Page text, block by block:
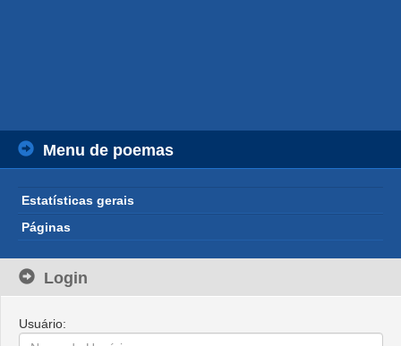
Menu de poemas
Estatísticas gerais
Páginas
Login
Usuário: